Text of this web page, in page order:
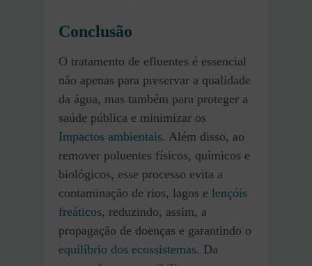
Conclusão
O tratamento de efluentes é essencial
não apenas para preservar a qualidade
da água, mas também para proteger a
saúde pública e minimizar os
Impactos ambientais. Além disso, ao
remover poluentes físicos, químicos e
biológicos, esse processo evita a
contaminação de rios, lagos e lençóis
freáticos, reduzindo, assim, a
propagação de doenças e garantindo o
equilíbrio dos ecossistemas. Da